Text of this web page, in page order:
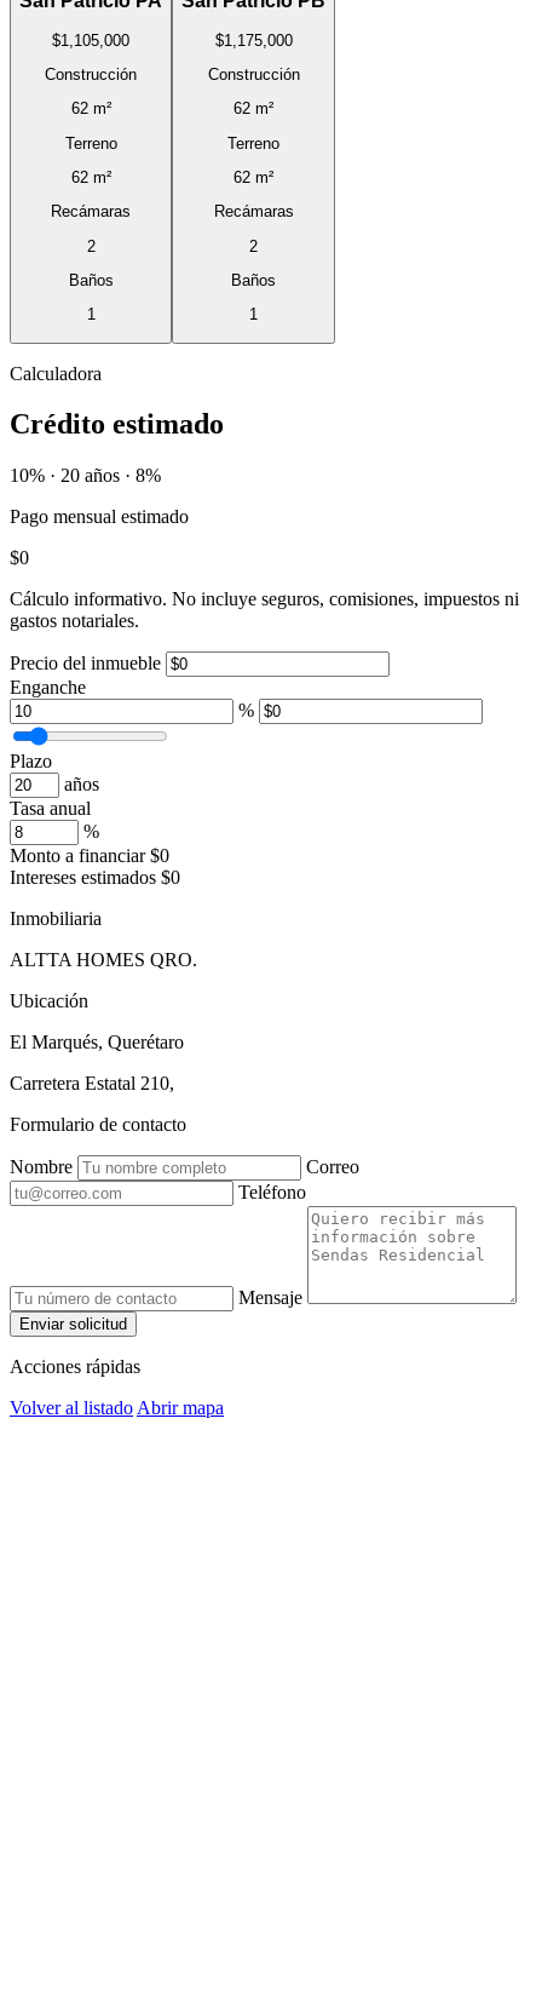
$1,105,000
Construcción
62 m²
Terreno
62 m²
Recámaras
2
Baños
1
$1,175,000
Construcción
62 m²
Terreno
62 m²
Recámaras
2
Baños
1
Calculadora
Crédito estimado
10% · 20 años · 8%
Pago mensual estimado
$0
Cálculo informativo. No incluye seguros, comisiones, impuestos ni
gastos notariales.
Precio del inmueble
Enganche
%
Plazo
años
Tasa anual
%
Monto a financiar $0
Intereses estimados $0
Inmobiliaria
ALTTA HOMES QRO.
Ubicación
El Marqués, Querétaro
Carretera Estatal 210,
Formulario de contacto
Nombre
Correo
Teléfono
Mensaje
Enviar solicitud
Acciones rápidas
Volver al listado Abrir mapa